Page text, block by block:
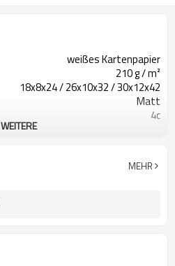
weißes Kartenpapier
210 g / m²
18x8x24 / 26x10x32 / 30x12x42
Matt
4c
WEITERE
MEHR